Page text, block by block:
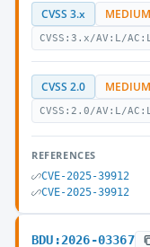
CVSS 3.x
CVSS:3.x/AV:L/
CVSS 2.0
CVSS:2.0/AV:L/
REFERENCES
CVE-2025-39912
CVE-2025-39912
BDU:2026-03367